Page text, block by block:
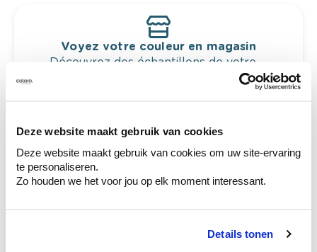
Deze website maakt gebruik van cookies
Deze website maakt gebruik van cookies om uw site-ervaring
te personaliseren.
Zo houden we het voor jou op elk moment interessant.
Details tonen
Voyez votre couleur en magasin
Découvrez des échantillons de votre
Obtenez des conseils personnalisés sur la
combinaison de couleurs.
Conseil couleur à domicile